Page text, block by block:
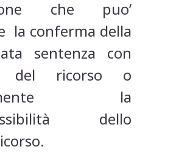
che puo’
la conferma della
sentenza con
del ricorso o
la
dello